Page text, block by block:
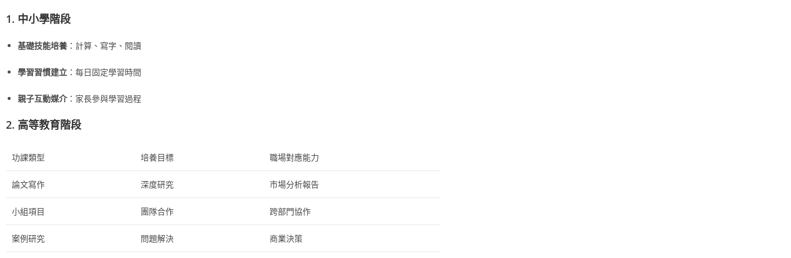
1. 中小學階段
基礎技能培養 ：計算、寫字、閱讀
學習習慣建立 ：每日固定學習時間
親子互動媒介：家長參與學習過程
2. 高等教育階段
功課類型 培養目標 職場對應能力
論文寫作 深度研究 市場分析報告
小組項目 團隊合作 跨部門協作
案例研究 問題解決 商業決策